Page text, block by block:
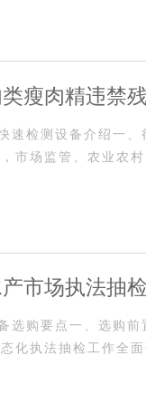
瘦肉精违禁残
速检测设备介绍一、
市场监管、农业农村
市场执法抽检
选购要点一、选购前
化执法抽检工作全面